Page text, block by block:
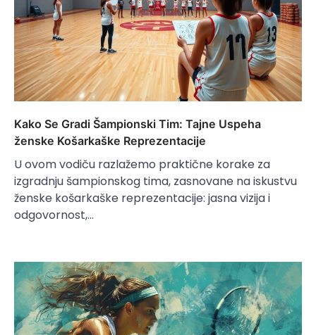
Kako Se Gradi Šampionski Tim: Tajne Uspeha
ženske Košarkaške Reprezentacije
U ovom vodiču razlažemo praktične korake za
izgradnju šampionskog tima, zasnovane na iskustvu
ženske košarkaške reprezentacije: jasna vizija i
odgovornost,…